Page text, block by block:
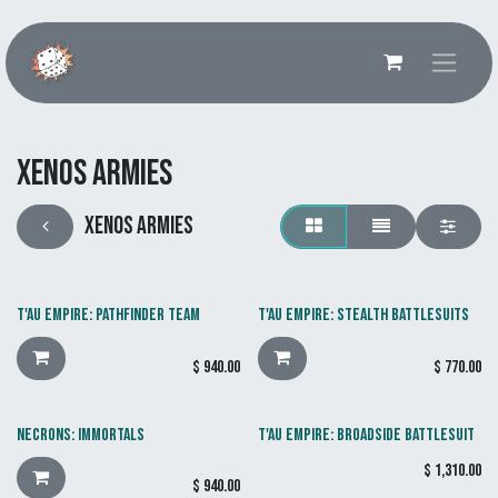
Xenos Armies
Xenos Armies
T'AU EMPIRE: PATHFINDER TEAM
$ 940.00
T'AU EMPIRE: STEALTH BATTLESUITS
$ 770.00
NECRONS: IMMORTALS
$ 940.00
T'AU EMPIRE: BROADSIDE BATTLESUIT
$ 1,310.00